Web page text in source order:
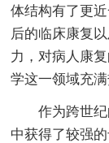
体结构有了更
后的临床康复
力，对病人康
学这一领域充满
作为跨世
中获得了较强